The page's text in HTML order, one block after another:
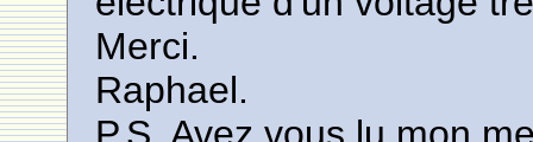
Merci.
Raphael.